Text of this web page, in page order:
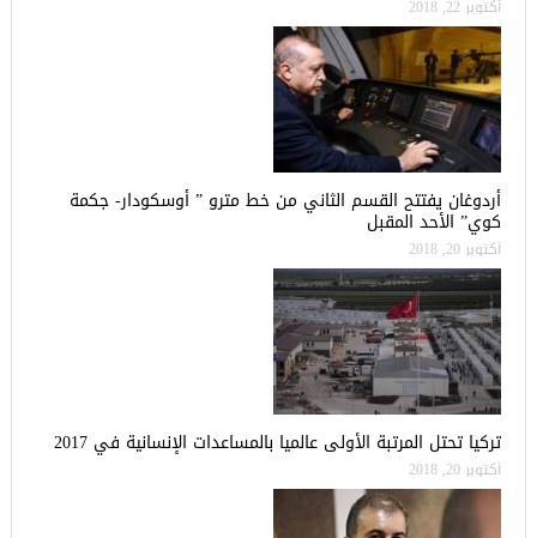
أكتوبر 22, 2018
أردوغان يفتتح القسم الثاني من خط مترو ” أوسكودار- جكمة
كوي” الأحد المقبل
أكتوبر 20, 2018
تركيا تحتل المرتبة الأولى عالميا بالمساعدات الإنسانية في 2017
أكتوبر 20, 2018